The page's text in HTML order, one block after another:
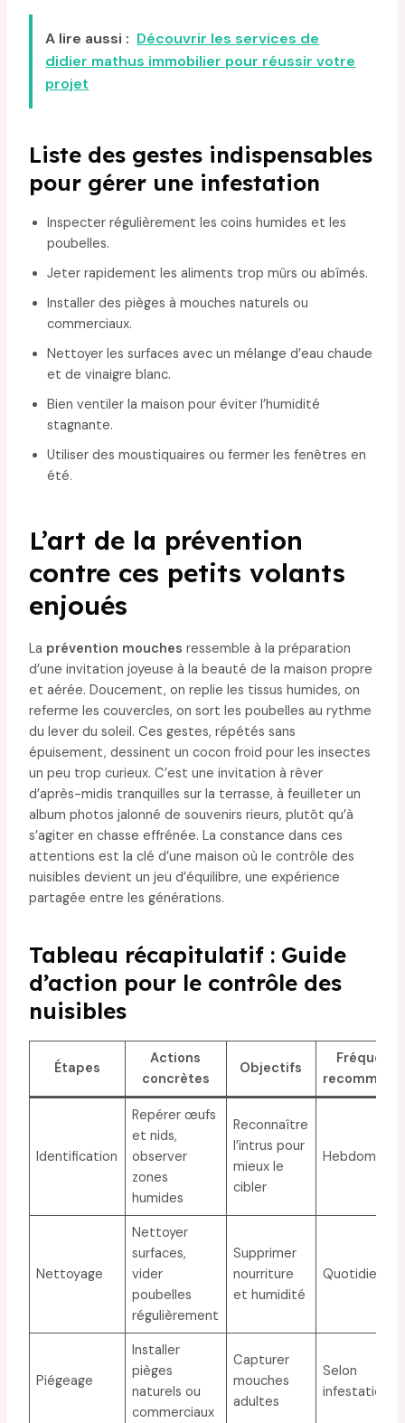
A lire aussi : Découvrir les services de
didier mathus immobilier pour réussir votre
projet
Liste des gestes indispensables
pour gérer une infestation
Inspecter régulièrement les coins humides et les
poubelles.
Jeter rapidement les aliments trop mûrs ou abîmés.
Installer des pièges à mouches naturels ou
commerciaux.
Nettoyer les surfaces avec un mélange d’eau chaude
et de vinaigre blanc.
Bien ventiler la maison pour éviter l’humidité
stagnante.
Utiliser des moustiquaires ou fermer les fenêtres en
été.
L’art de la prévention
contre ces petits volants
enjoués
La prévention mouches ressemble à la préparation
d’une invitation joyeuse à la beauté de la maison propre
et aérée. Doucement, on replie les tissus humides, on
referme les couvercles, on sort les poubelles au rythme
du lever du soleil. Ces gestes, répétés sans
épuisement, dessinent un cocon froid pour les insectes
un peu trop curieux. C’est une invitation à rêver
d’après-midis tranquilles sur la terrasse, à feuilleter un
album photos jalonné de souvenirs rieurs, plutôt qu’à
s’agiter en chasse effrénée. La constance dans ces
attentions est la clé d’une maison où le contrôle des
nuisibles devient un jeu d’équilibre, une expérience
partagée entre les générations.
Tableau récapitulatif : Guide
d’action pour le contrôle des
nuisibles
Étapes
Actions
concrètes
Objectifs
Identification
Repérer œufs
et nids,
observer
zones
humides
Reconnaître
l’intrus pour
mieux le
cibler
Nettoyage
Nettoyer
surfaces,
vider
poubelles
régulièrement
Supprimer
nourriture
et humidité
Quotidienne
Piégeage
Installer
pièges
naturels ou
commerciaux
Capturer
mouches
adultes
Selon
infestation